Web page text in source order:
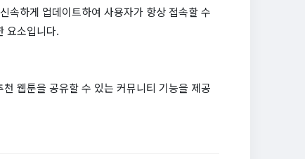
속하게 업데이트하여 사용자가 항상 접속할 수
요소입니다.
웹툰을 공유할 수 있는 커뮤니티 기능을 제공